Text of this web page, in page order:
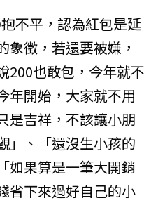
不平，認為紅包是延
象徵，若還要被嫌，
200也敢包，今年就不
年開始，大家就不用
是吉祥，不該讓小朋
」、「還沒生小孩的
如果算是一筆大開銷
省下來過好自己的小